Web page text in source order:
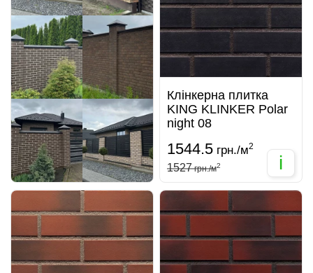
Клінкерна плитка
KING KLINKER Polar
night 08
1544.5 грн./м2
1527грн./м2 i